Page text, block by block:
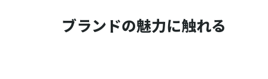
ブランドの魅力に触れる